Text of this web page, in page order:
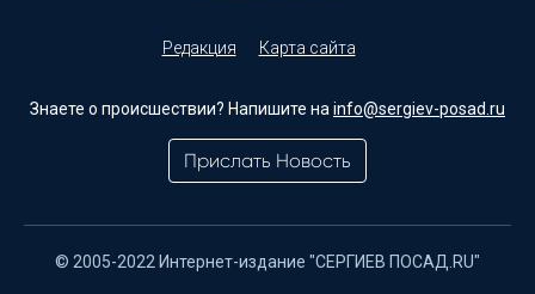
Редакция Карта сайта
Знаете о происшествии? Напишите на info@sergiev-posad.ru
Прислать Новость
© 2005-2022 Интернет-издание "СЕРГИЕВ ПОСАД.RU"